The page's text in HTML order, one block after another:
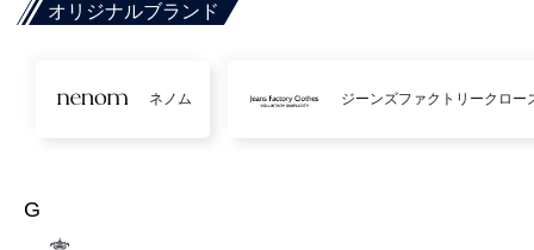
オリジナルブランド
ネノム ジーンズファクトリークロー
G